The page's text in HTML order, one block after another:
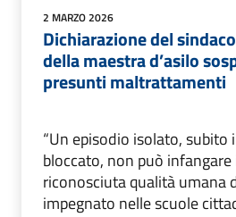
2 MARZO 2026
Dichiarazione del
della maestra d’asilo
presunti maltrattamenti
“Un episodio isolato,
bloccato, non può
riconosciuta qualità umana
impegnato nelle scuole